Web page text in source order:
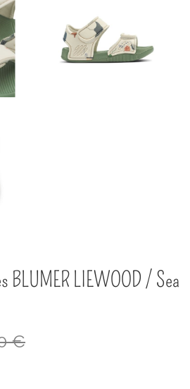
BLUMER LIEWOOD / Sea
€